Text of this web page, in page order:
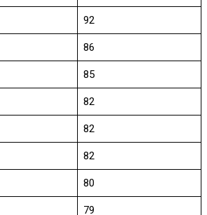
92
86
85
82
82
82
80
79